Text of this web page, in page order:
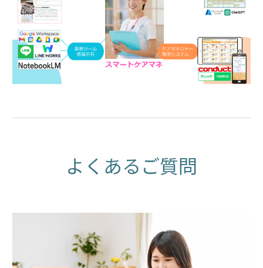
よくあるご質問